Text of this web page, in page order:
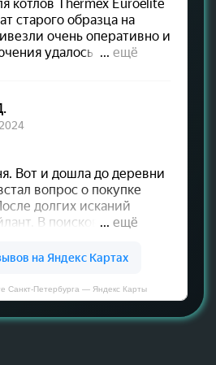
Санкт‑Петербурга — Яндекс Карты